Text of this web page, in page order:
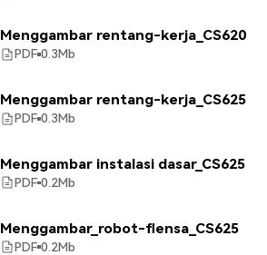
Menggambar rentang-kerja_CS620
PDF 0.3Mb
Menggambar rentang-kerja_CS625
PDF 0.3Mb
Menggambar instalasi dasar_CS625
PDF 0.2Mb
Menggambar_robot-flensa_CS625
PDF 0.2Mb